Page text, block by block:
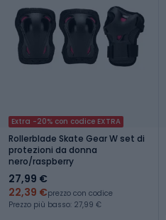
Extra -20% con codice EXTRA
Rollerblade Skate Gear W set di
protezioni da donna
nero/raspberry
27,99 €
22,39 €prezzo con codice
Prezzo più basso: 27,99 €